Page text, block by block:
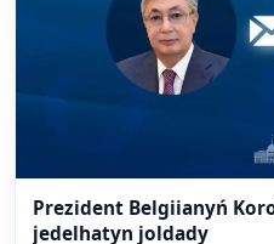
Prezident Belgiianyń
jedelhatyn joldady